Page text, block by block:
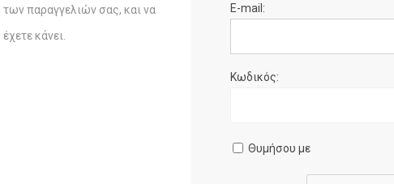
των παραγγελιών σας, και να
κάνει.
E-mail:
Κωδικός:
Θυμήσου με